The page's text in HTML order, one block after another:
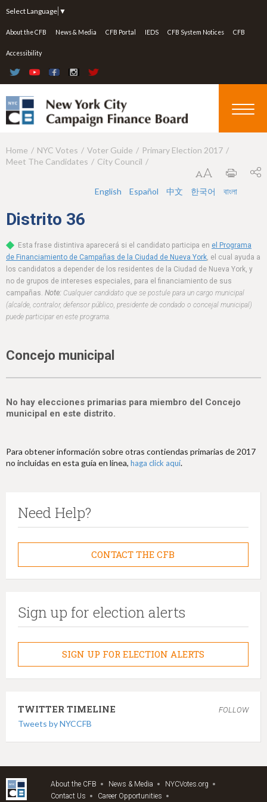
Select Language ▼
About the CFB News & Media CFB Portal IEDS CFB System Notices CFB
Accessibility
Y
a
e
h
e
r
Home NYC Votes Voter Guide
Primary Election 2017
Meet The Candidates
City Council
English Español 中文 한국어 বাংলা
Distrito 36
Esta frase distintiva aparecerá si el candidato participa en el Programa
de Financiamiento de Campañas de la Ciudad de Nueva York, el cual ayuda a
los candidatos a depender de los residentes de la Ciudad de Nueva York, y
no de grupos de intereses especiales, para el financiamiento de sus
campañas. Note: Cualquier candidato que se postule para un cargo municipal
(alcalde, contralor, defensor público, presidente de condado o concejal municipal)
puede participar en este programa.
Concejo municipal
No hay elecciones primarias para miembro del Concejo
municipal en este distrito.
Para obtener información sobre otras contiendas primarias de 2017
no incluidas en esta guía en línea, haga click aquí.
Need Help?
CONTACT THE CFB
Sign up for election alerts
SIGN UP FOR ELECTION ALERTS
TWITTER TIMELINE FOLLOW
Tweets by NYCCFB
About the CFB News & Media
NYCVotes.org
Contact Us
Career Opportunities